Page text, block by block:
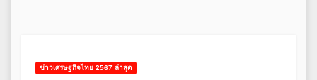
ข่าวเศรษฐกิจไทย 2567 ล่าสุด